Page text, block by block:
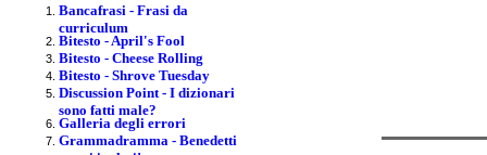
Bancafrasi - Frasi da
curriculum
Bitesto - April's Fool
Bitesto - Cheese Rolling
Bitesto - Shrove Tuesday
Discussion Point - I dizionari
sono fatti male?
Galleria degli errori
Grammadramma - Benedetti